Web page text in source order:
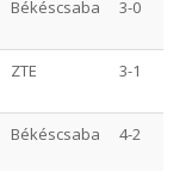
Békéscsaba 3-0
ZTE 3-1
Békéscsaba 4-2